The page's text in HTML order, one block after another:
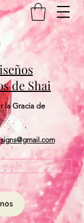
de Shai
la Gracia de